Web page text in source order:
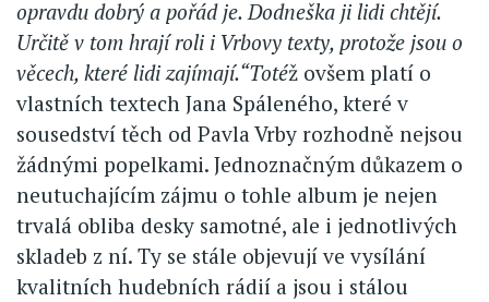
opravdu dobrý a pořád je. Dodneška ji lidi chtějí.
Určitě v tom hrají roli i Vrbovy texty, protože jsou o
věcech, které lidi zajímají.“Totéž ovšem platí o
vlastních textech Jana Spáleného, které v
sousedství těch od Pavla Vrby rozhodně nejsou
žádnými popelkami. Jednoznačným důkazem o
neutuchajícím zájmu o tohle album je nejen
trvalá obliba desky samotné, ale i jednotlivých
skladeb z ní. Ty se stále objevují ve vysílání
kvalitních hudebních rádií a jsou i stálou